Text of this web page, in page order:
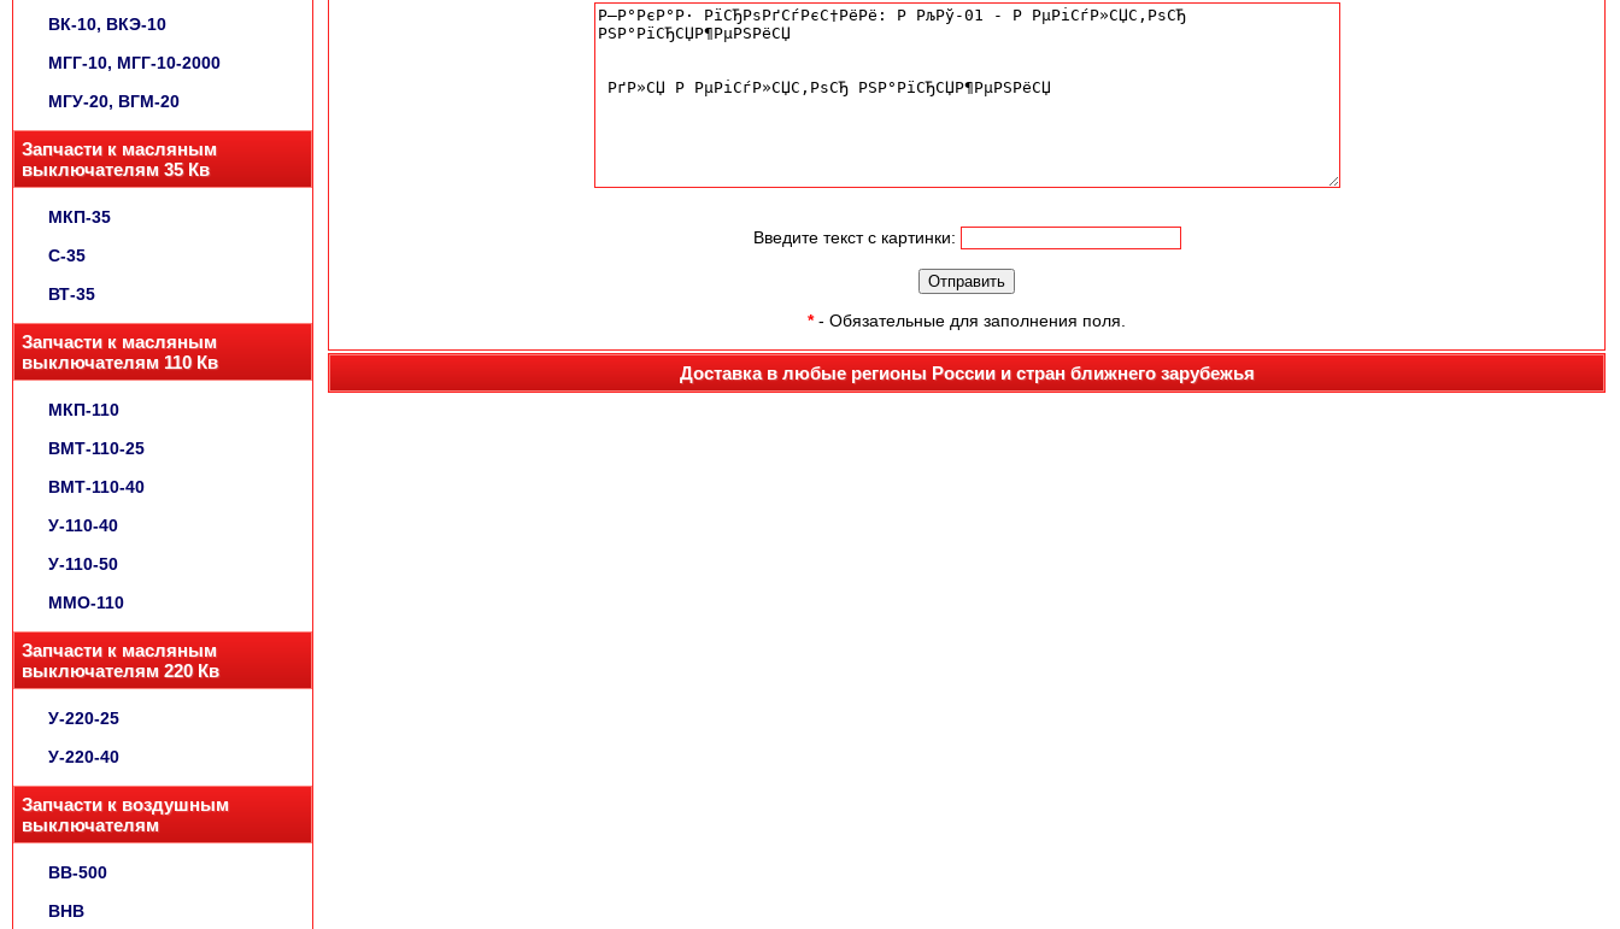
ВК-10, ВКЭ-10
МГГ-10, МГГ-10-2000
МГУ-20, ВГМ-20
Запчасти к масляным
выключателям 35 Кв
МКП-35
С-35
ВТ-35
Запчасти к масляным
выключателям 110 Кв
МКП-110
ВМТ-110-25
ВМТ-110-40
У-110-40
У-110-50
ММО-110
Запчасти к масляным
выключателям 220 Кв
У-220-25
У-220-40
Запчасти к воздушным
выключателям
ВВ-500
ВНВ
Введите текст с картинки:
*- Обязательные для заполнения поля.
Доставка в любые регионы России и стран ближнего зарубежья